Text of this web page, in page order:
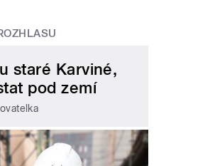
staré Karviné,
pod zemí